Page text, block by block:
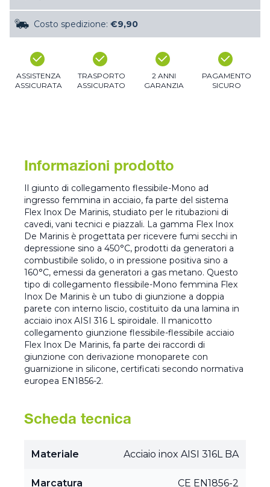
Costo spedizione: €9,90
ASSISTENZA
ASSICURATA
TRASPORTO
ASSICURATO
2 ANNI
GARANZIA
PAGAMENTO
SICURO
Informazioni prodotto
Il giunto di collegamento flessibile-Mono ad
ingresso femmina in acciaio, fa parte del sistema
Flex Inox De Marinis, studiato per le ritubazioni di
cavedi, vani tecnici e piazzali. La gamma Flex Inox
De Marinis è progettata per ricevere fumi secchi in
depressione sino a 450°C, prodotti da generatori a
combustibile solido, o in pressione positiva sino a
160°C, emessi da generatori a gas metano. Questo
tipo di collegamento flessibile-Mono femmina Flex
Inox De Marinis è un tubo di giunzione a doppia
parete con interno liscio, costituito da una lamina in
acciaio inox AISI 316 L spiroidale. Il manicotto
collegamento giunzione flessibile-flessibile acciaio
Flex Inox De Marinis, fa parte dei raccordi di
giunzione con derivazione monoparete con
guarnizione in silicone, certificati secondo normativa
europea EN1856-2.
Scheda tecnica
Materiale Acciaio inox AISI 316L BA
Marcatura CE EN1856-2